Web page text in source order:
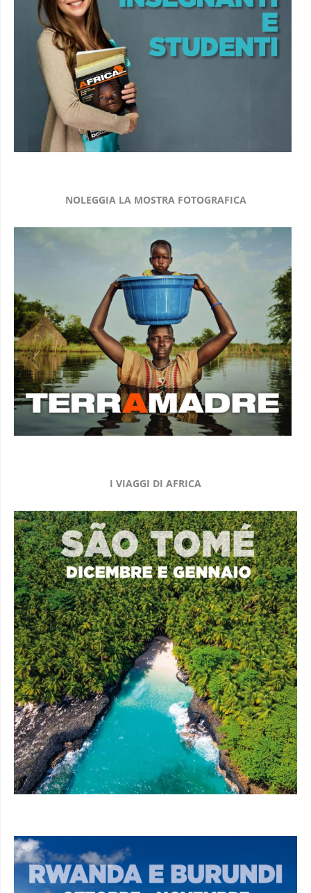
NOLEGGIA LA MOSTRA FOTOGRAFICA
I VIAGGI DI AFRICA